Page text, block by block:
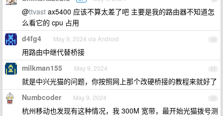
@ttvast ax5400 应该不算太差了吧 主要是我的路由器不知道怎
么看它的 cpu 占用
10
d4fg4 May 9, 2024 via Android
用路由中继代替桥接
11
milkman155 May 9, 2024
就是中兴光猫的问题，你按照网上那个改硬桥接的教程来就好了
12
Numbcoder May 9, 2024
杭州移动也发现有这种情况，我 300M 宽带，最开始光猫拨号测